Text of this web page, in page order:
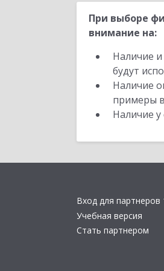
При выборе
внимание на:
Наличие
будут
Наличие
примеры
Наличие
Вход для партнеров
Учебная версия
Стать партнером